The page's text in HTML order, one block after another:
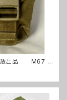
放出品 M67 グ
コヨーテ USM